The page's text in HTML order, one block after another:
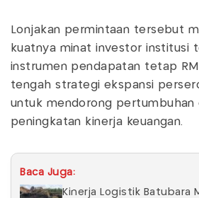
Lonjakan permintaan tersebut
kuatnya minat investor institusi
instrumen pendapatan tetap
tengah strategi ekspansi
untuk mendorong pertumbuhan
peningkatan kinerja keuangan.
Baca Juga:
Kinerja Logistik Batubara